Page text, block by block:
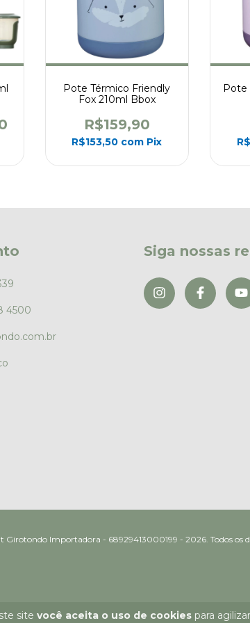
site você aceita o uso de cookies para
Pote Térmico Friendly
Fox 210ml Bbox
R$159,90
R$153,50 com Pix
Pote
4500
Siga nossas
Importadora - 68929413000199 - 2026. Todos